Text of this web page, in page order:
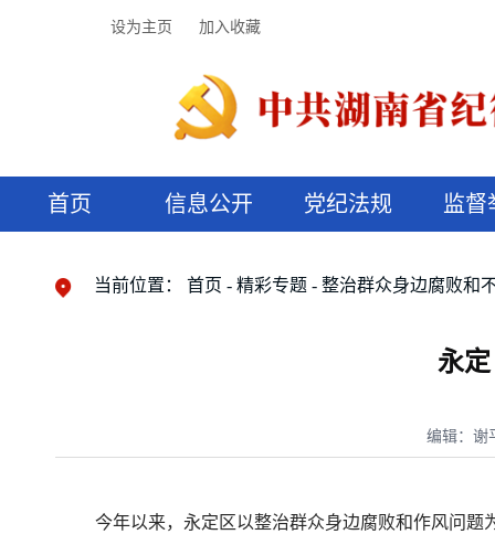
设为主页 加入收藏
首页 信息公开 党纪法规 监督
当前位置： 首页 精彩专题 整治群众身边腐败和
永
编辑：谢
今年以来，永定区以整治群众身边腐败和作风问题